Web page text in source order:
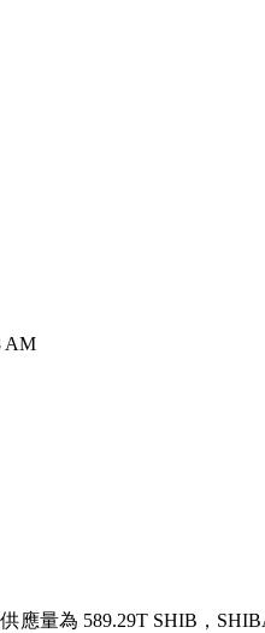
AM
應量為 589.29T SHIB，